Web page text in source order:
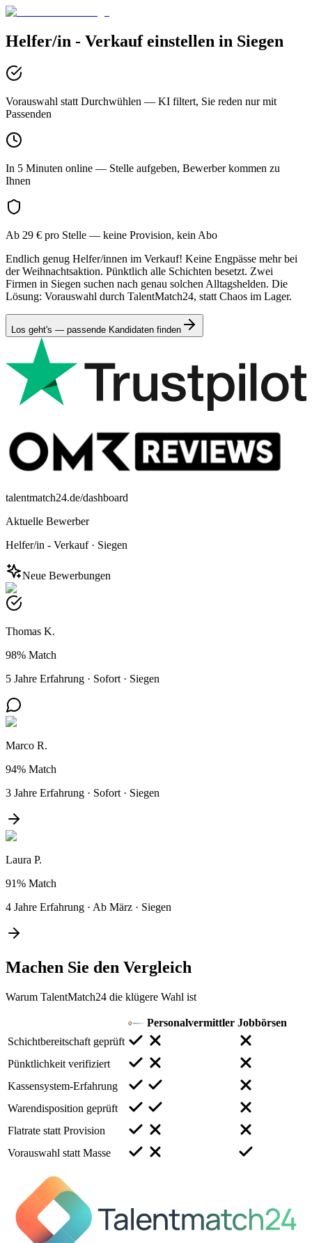
Helfer/in - Verkauf einstellen in Siegen
Vorauswahl statt Durchwühlen — KI filtert, Sie reden nur mit
Passenden
In 5 Minuten online — Stelle aufgeben, Bewerber kommen zu
Ihnen
Ab 29 € pro Stelle — keine Provision, kein Abo
Endlich genug Helfer/innen im Verkauf! Keine Engpässe mehr bei
der Weihnachtsaktion. Pünktlich alle Schichten besetzt. Zwei
Firmen in Siegen suchen nach genau solchen Alltagshelden. Die
Lösung: Vorauswahl durch TalentMatch24, statt Chaos im Lager.
Los geht's — passende Kandidaten finden
talentmatch24.de/dashboard
Aktuelle Bewerber
Helfer/in - Verkauf· Siegen
Neue Bewerbungen
Thomas K.
98% Match
5 Jahre Erfahrung · Sofort · Siegen
Marco R.
94% Match
3 Jahre Erfahrung · Sofort · Siegen
Laura P.
91% Match
4 Jahre Erfahrung · Ab März · Siegen
Machen Sie den Vergleich
Warum TalentMatch24 die klügere Wahl ist
Personalvermittler Jobbörsen
Schichtbereitschaft geprüft
Pünktlichkeit verifiziert
Kassensystem-Erfahrung
Warendisposition geprüft
Flatrate statt Provision
Vorauswahl statt Masse